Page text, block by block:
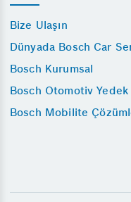
Bize Ulaşın
Dünyada Bosch Car
Bosch Kurumsal
Bosch Otomotiv Yedek
Bosch Mobilite